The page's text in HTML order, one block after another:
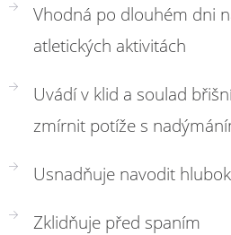
Vhodná po dlouhém dni
atletických aktivitách
Uvádí v klid a soulad
zmírnit potíže s
Usnadňuje navodit
Zklidňuje před spaním